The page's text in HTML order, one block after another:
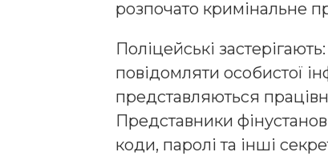
розпочато кримінальне
Поліцейські
повідомляти особистої
представляються
Представники
коди, паролі та інші